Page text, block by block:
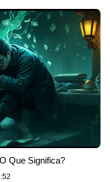
Que Significa?